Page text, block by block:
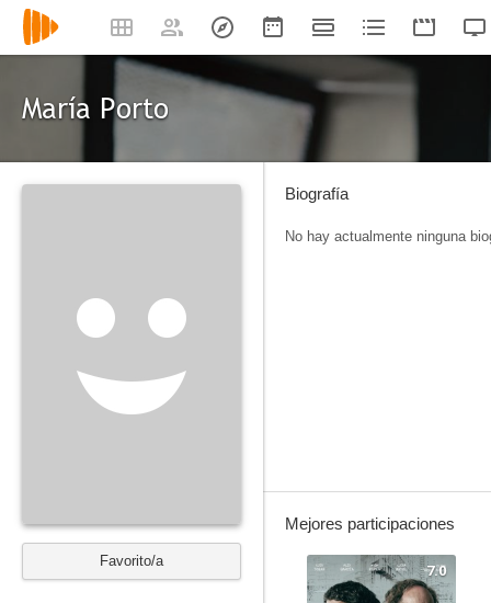
María Porto
Favorito/a
Biografía
No hay actualmente ninguna
Mejores participaciones
7.0